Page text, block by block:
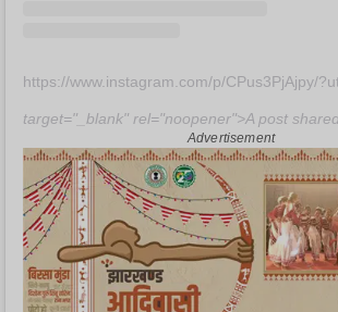
target="_blank" rel="noopener">A post shared by Erk❤️rek
Advertisement